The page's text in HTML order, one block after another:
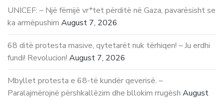
UNICEF: – Një fëmijë vr*tet përditë në Gaza, pavarësisht se
ka armëpushim August 7, 2026
68 ditë protesta masive, qytetarët nuk tërhiqen! – Ju erdhi
fundi! Revolucion! August 7, 2026
Mbyllet protesta e 68-të kundër qeverisë. –
Paralajmërojnë përshkallëzim dhe bllokim rrugësh August